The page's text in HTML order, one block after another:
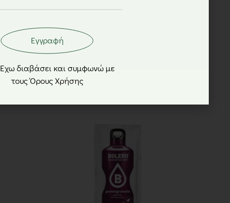
Εγγραφή
Έχω διαβάσει και συμφωνώ με
τους Όρους Χρήσης